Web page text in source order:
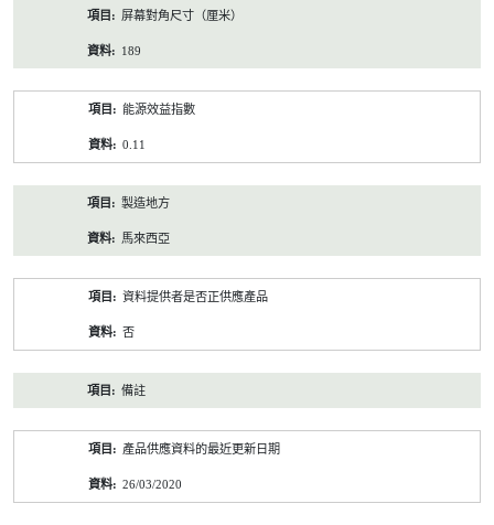
屏幕對角尺寸（厘米）
189
能源效益指數
0.11
製造地方
馬來西亞
資料提供者是否正供應產品
否
備註
產品供應資料的最近更新日期
26/03/2020